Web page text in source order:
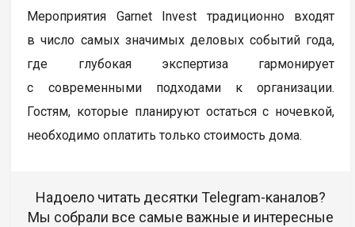
Мероприятия Garnet Invest традиционно входят
в число самых значимых деловых событий года,
где глубокая экспертиза гармонирует
с современными подходами к организации.
Гостям, которые планируют остаться с ночевкой,
необходимо оплатить только стоимость дома.
Надоело читать десятки Telegram-каналов?
Мы собрали все самые важные и интересные